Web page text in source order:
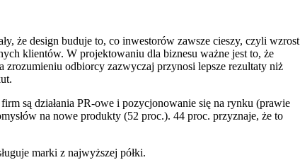
że design buduje to, co inwestorów zawsze cieszy, czyli wzrost
klientów. W projektowaniu dla biznesu ważne jest to, że
odbiorcy zazwyczaj przynosi lepsze rezultaty niż
są działania PR-owe i pozycjonowanie się na rynku (prawie
na nowe produkty (52 proc.). 44 proc. przyznaje, że to
marki z najwyższej półki.